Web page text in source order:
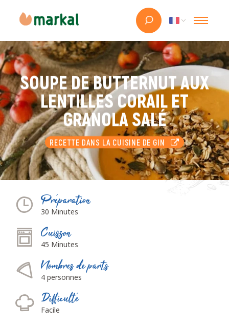
SOUPE DE BUTTERNUT AUX
LENTILLES CORAIL ET
GRANOLA SALÉ
RECETTE DANS LA CUISINE DE GIN
Préparation
30 Minutes
Cuisson
45 Minutes
Nombres de parts
4 personnes
Difficulté
Facile